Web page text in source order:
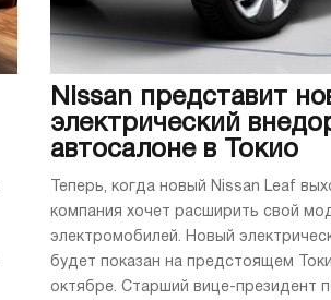
Nissan представит
электрический
автосалоне в Токио
Теперь, когда новый Nissan Leaf
компания хочет расширить свой
электромобилей. Новый
будет показан на предстоящем
октябре. Старший вице-президент